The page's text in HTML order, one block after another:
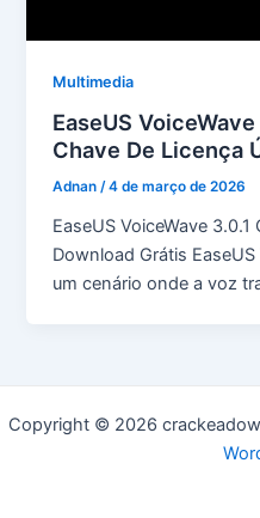
Multimedia
EaseUS
Chave De Licença
Adnan/4 de março de 2026
EaseUS VoiceWave
Download Grátis
um cenário onde a voz
Copyright © 2026